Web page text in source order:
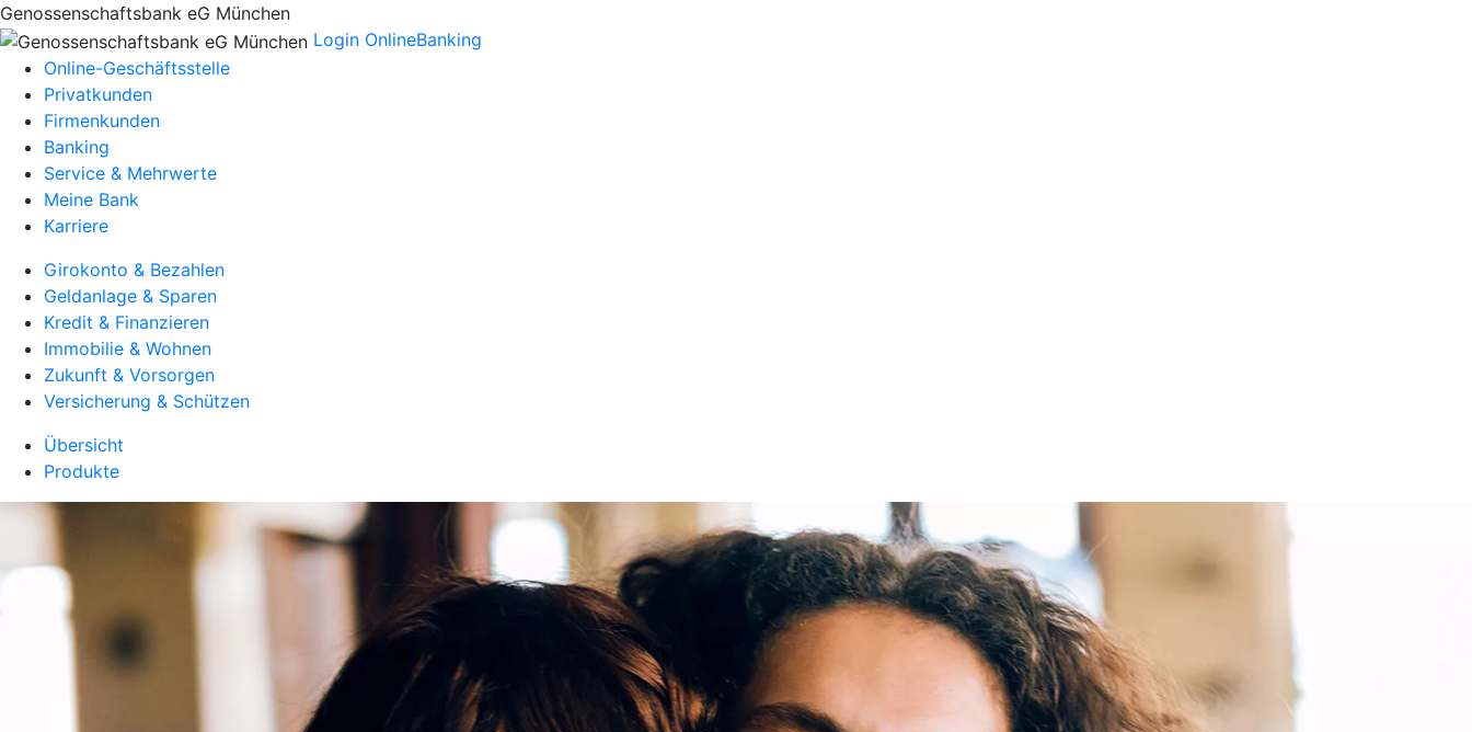
Genossenschaftsbank eG München
Login OnlineBanking
Online-Geschäftsstelle
Privatkunden
Firmenkunden
Banking
Service & Mehrwerte
Meine Bank
Karriere
Girokonto & Bezahlen
Geldanlage & Sparen
Kredit & Finanzieren
Immobilie & Wohnen
Zukunft & Vorsorgen
Versicherung & Schützen
Übersicht
Produkte